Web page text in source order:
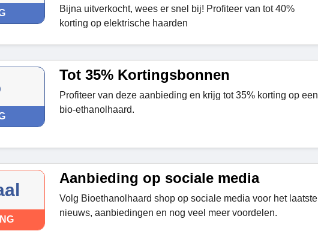
Bijna uitverkocht, wees er snel bij! Profiteer van tot 40%
korting op elektrische haarden
Tot 35% Kortingsbonnen
Profiteer van deze aanbieding en krijg tot 35% korting op een
bio-ethanolhaard.
Aanbieding op sociale media
Volg Bioethanolhaard shop op sociale media voor het laatste
nieuws, aanbiedingen en nog veel meer voordelen.